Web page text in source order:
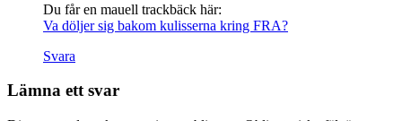
Du får en mauell trackbäck här:
Va döljer sig bakom kulisserna kring FRA?
Svara
Lämna ett svar